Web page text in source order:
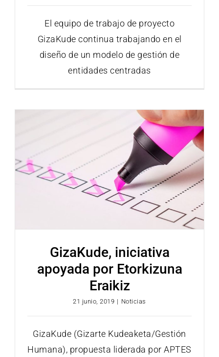
El equipo de trabajo de proyecto
GizaKude continua trabajando en el
diseño de un modelo de gestión de
entidades centradas
GizaKude, iniciativa
apoyada por Etorkizuna
Eraikiz
21 junio, 2019 | Noticias
GizaKude (Gizarte Kudeaketa/Gestión
Humana), propuesta liderada por APTES